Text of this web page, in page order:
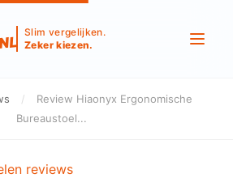
Slim vergelijken.
Zeker kiezen.
/
Review Hiaonyx Ergonomische
Bureaustoel...
reviews